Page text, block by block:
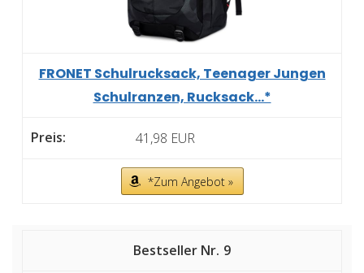
FRONET Schulrucksack, Teenager Jungen
Schulranzen, Rucksack...*
41,98 EUR
*Zum Angebot »
9